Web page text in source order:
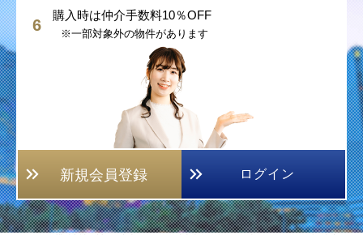
購入時は仲介手数料10％OFF
※一部対象外の物件があります
新規会員登録 ログイン